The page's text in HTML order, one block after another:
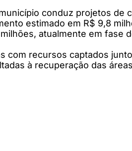
conduz projetos de
estimado em R$ 9,8
atualmente em fase
com recursos captados
à recuperação das